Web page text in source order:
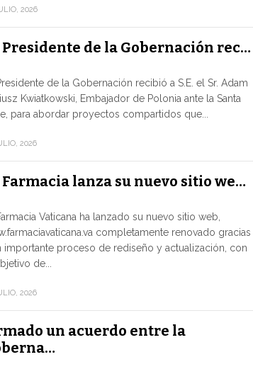
2026
Presidente de la Gobernación rec…
de la Gobernación recibió a S.E. el Sr. Adam
Kwiatkowski, Embajador de Polonia ante la Santa
para abordar proyectos compartidos que...
2026
Farmacia lanza su nuevo sitio we…
Vaticana ha lanzado su nuevo sitio web,
completamente renovado gracias
importante proceso de rediseño y actualización, con
de...
2026
un acuerdo entre la